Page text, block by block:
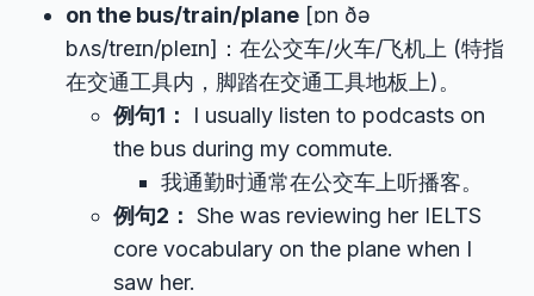
on the bus/train/plane [ɒn ðə
bʌs/treɪn/pleɪn]：在公交车/火车/飞机上 (特指
在交通工具内，脚踏在交通工具地板上)。
例句1：
I usually listen to podcasts on
the bus during my commute.
我通勤时通常在公交车上听播客。
例句2： She was reviewing her IELTS
core vocabulary on the plane when I
saw her.